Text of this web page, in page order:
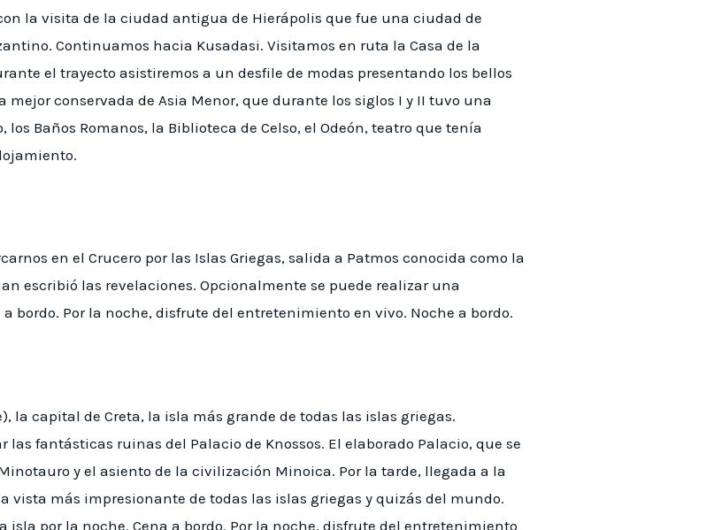
la visita de la ciudad antigua de Hierápolis que fue una ciudad de
Continuamos hacia Kusadasi. Visitamos en ruta la Casa de la
el trayecto asistiremos a un desfile de modas presentando los bellos
conservada de Asia Menor, que durante los siglos I y II tuvo una
Baños Romanos, la Biblioteca de Celso, el Odeón, teatro que tenía
en el Crucero por las Islas Griegas, salida a Patmos conocida como la
escribió las revelaciones. Opcionalmente se puede realizar una
bordo. Por la noche, disfrute del entretenimiento en vivo. Noche a bordo.
la capital de Creta, la isla más grande de todas las islas griegas.
fantásticas ruinas del Palacio de Knossos. El elaborado Palacio, que se
y el asiento de la civilización Minoica. Por la tarde, llegada a la
vista más impresionante de todas las islas griegas y quizás del mundo.
por la noche. Cena a bordo. Por la noche, disfrute del entretenimiento